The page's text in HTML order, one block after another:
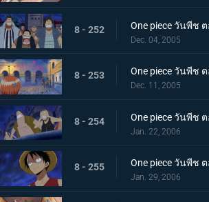
8 - 252
Dec. 04, 2005
8 - 253
Dec. 11, 2005
8 - 254
Jan. 22, 2006
8 - 255
Jan. 29, 2006